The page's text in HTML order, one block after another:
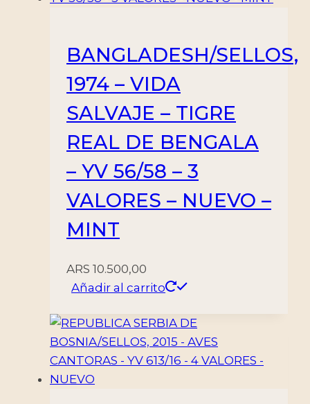
BANGLADESH/SELLOS,
1974 – VIDA
SALVAJE – TIGRE
REAL DE BENGALA
– YV 56/58 – 3
VALORES – NUEVO –
MINT
ARS 10.500,00
Añadir al carrito